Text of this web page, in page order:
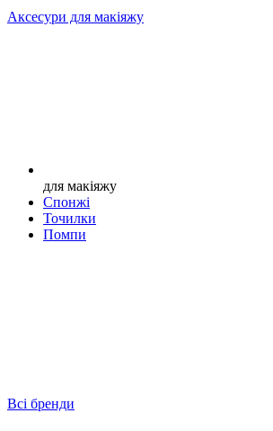
Аксесури для макіяжу
для макіяжу
Спонжі
Точилки
Помпи
Всі бренди